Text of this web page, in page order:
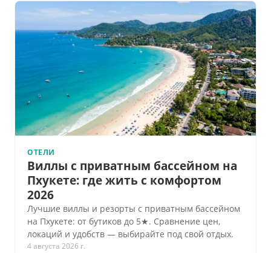
ОТЕЛИ
Виллы с приватным бассейном на
Пхукете: где жить с комфортом
2026
Лучшие виллы и резорты с приватным бассейном
на Пхукете: от бутиков до 5★. Сравнение цен,
локаций и удобств — выбирайте под свой отдых.
4 августа 2026 г.